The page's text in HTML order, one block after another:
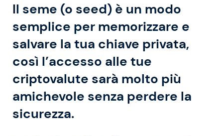
Il seme (o seed) è un modo
semplice per memorizzare e
salvare la tua chiave privata,
così l’accesso alle tue
criptovalute sarà molto più
amichevole senza perdere la
sicurezza.